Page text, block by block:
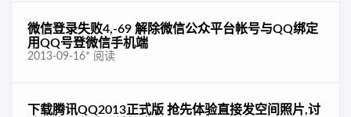
微信登录失败4,-69 解除微信公众平台帐号与QQ绑定
用QQ号登微信手机端
2013-09-16* 阅读
下载腾讯QQ2013正式版 抢先体验直接发空间照片,讨